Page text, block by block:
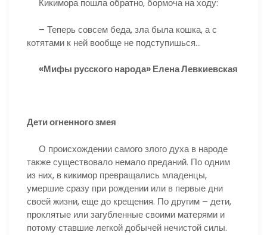
Кикимора пошла обратно, бормоча на ходу:
– Теперь совсем беда, зла была кошка, а с
котятами к ней вообще не подступишься…
«Мифы русского народа» Елена Левкиевская
Дети огненного змея
О происхождении самого злого духа в народе
также существовало немало преданий. По одним
из них, в кикимор превращались младенцы,
умершие сразу при рождении или в первые дни
своей жизни, еще до крещения. По другим – дети,
проклятые или загубленные своими матерями и
потому ставшие легкой добычей нечистой силы.